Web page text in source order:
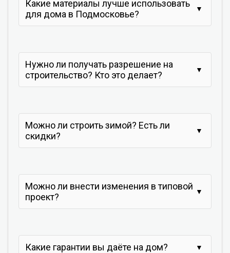
Какие материалы лучше использовать
для дома в Подмосковье?
Нужно ли получать разрешение на
строительство? Кто это делает?
Можно ли строить зимой? Есть ли
скидки?
Можно ли внести изменения в типовой
проект?
Какие гарантии вы даёте на дом?